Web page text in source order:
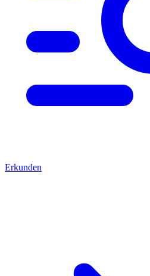
Erkunden